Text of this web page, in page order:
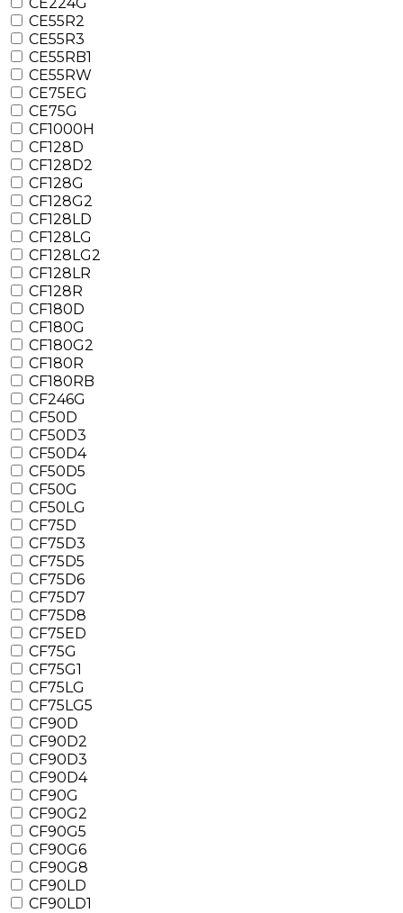
CE55R2
CE55R3
CE55RB1
CE55RW
CE75EG
CE75G
CF1000H
CF128D
CF128D2
CF128G
CF128G2
CF128LD
CF128LG
CF128LG2
CF128LR
CF128R
CF180D
CF180G
CF180G2
CF180R
CF180RB
CF246G
CF50D
CF50D3
CF50D4
CF50D5
CF50G
CF50LG
CF75D
CF75D3
CF75D5
CF75D6
CF75D7
CF75D8
CF75ED
CF75G
CF75G1
CF75LG
CF75LG5
CF90D
CF90D2
CF90D3
CF90D4
CF90G
CF90G2
CF90G5
CF90G6
CF90G8
CF90LD
CF90LD1